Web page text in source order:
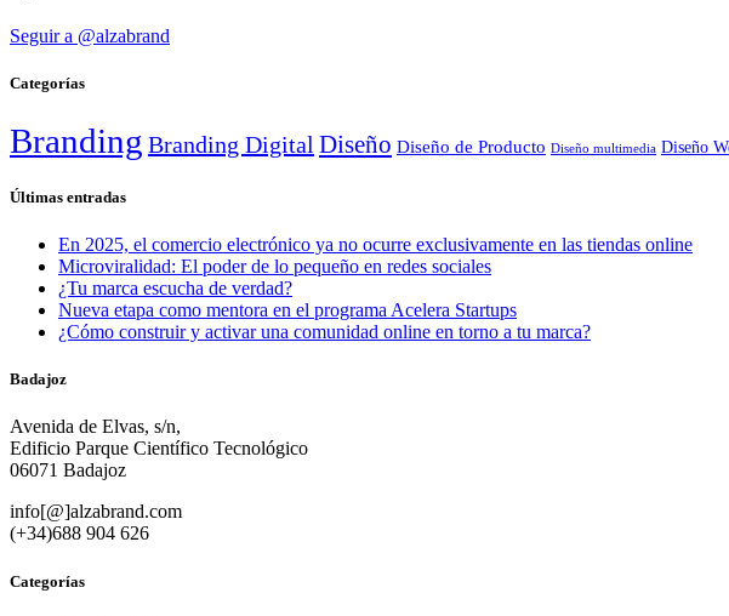
Seguir a @alzabrand
Categorías
Branding Branding Digital Diseño Diseño de Producto Diseño multimedia Diseño
Últimas entradas
En 2025, el comercio electrónico ya no ocurre exclusivamente en las tiendas online
Microviralidad: El poder de lo pequeño en redes sociales
¿Tu marca escucha de verdad?
Nueva etapa como mentora en el programa Acelera Startups
¿Cómo construir y activar una comunidad online en torno a tu marca?
Badajoz
Avenida de Elvas, s/n,
Edificio Parque Científico Tecnológico
06071 Badajoz
info[@]alzabrand.com
(+34)688 904 626
Categorías